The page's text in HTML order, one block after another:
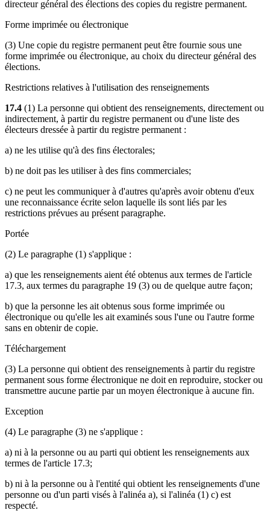
directeur général des élections des copies du registre permanent.
Forme imprimée ou électronique
(3) Une copie du registre permanent peut être fournie sous une
forme imprimée ou électronique, au choix du directeur général des
élections.
Restrictions relatives à l'utilisation des renseignements
17.4 (1) La personne qui obtient des renseignements, directement ou
indirectement, à partir du registre permanent ou d'une liste des
électeurs dressée à partir du registre permanent :
a) ne les utilise qu'à des fins électorales;
b) ne doit pas les utiliser à des fins commerciales;
c) ne peut les communiquer à d'autres qu'après avoir obtenu d'eux
une reconnaissance écrite selon laquelle ils sont liés par les
restrictions prévues au présent paragraphe.
Portée
(2) Le paragraphe (1) s'applique :
a) que les renseignements aient été obtenus aux termes de l'article
17.3, aux termes du paragraphe 19 (3) ou de quelque autre façon;
b) que la personne les ait obtenus sous forme imprimée ou
électronique ou qu'elle les ait examinés sous l'une ou l'autre forme
sans en obtenir de copie.
Téléchargement
(3) La personne qui obtient des renseignements à partir du registre
permanent sous forme électronique ne doit en reproduire, stocker ou
transmettre aucune partie par un moyen électronique à aucune fin.
Exception
(4) Le paragraphe (3) ne s'applique :
a) ni à la personne ou au parti qui obtient les renseignements aux
termes de l'article 17.3;
b) ni à la personne ou à l'entité qui obtient les renseignements d'une
personne ou d'un parti visés à l'alinéa a), si l'alinéa (1) c) est
respecté.